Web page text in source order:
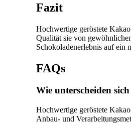
Fazit
Hochwertige geröstete
Qualität sie von
Schokoladenerlebnis auf ein
FAQs
Wie unterscheiden
Hochwertige geröstete
Anbau- und